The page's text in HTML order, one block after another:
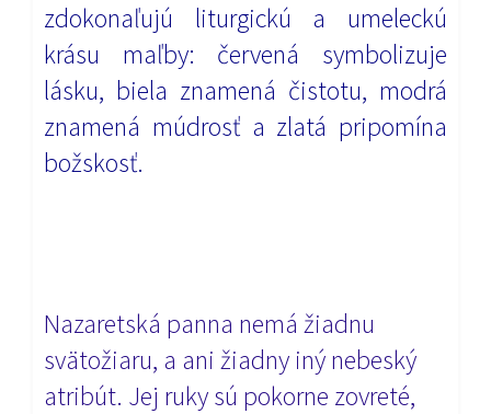
zdokonaľujú liturgickú a umeleckú
krásu maľby: červená symbolizuje
lásku, biela znamená čistotu, modrá
znamená múdrosť a zlatá pripomína
božskosť.
Nazaretská panna nemá žiadnu
svätožiaru, a ani žiadny iný nebeský
atribút. Jej ruky sú pokorne zovreté,